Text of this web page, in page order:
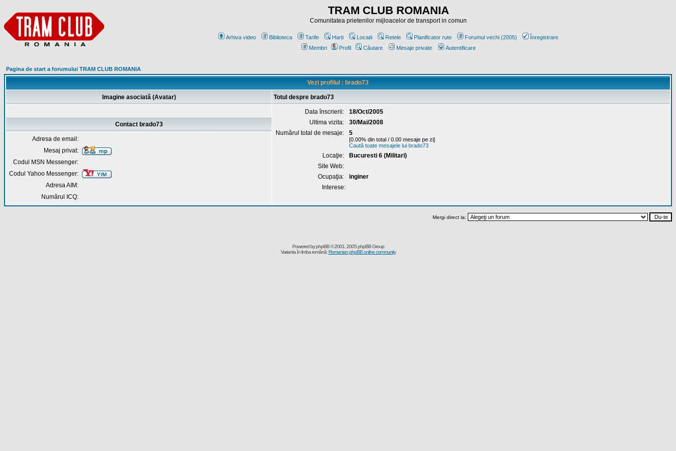
TRAM CLUB ROMANIA
Comunitatea prietenilor mijloacelor de transport in comun
Arhiva video Biblioteca Tarife Harti Locatii Retele Planificator rute Forumul vechi (2005)
Înregistrare
Membri
Profil Căutare Mesaje private Autentificare
Pagina de start a forumului TRAM CLUB ROMANIA
Vezi profilul : brado73
Imagine asociată (Avatar) Totul despre brado73
Data înscrierii:
18/Oct/2005
Ultima vizita:
30/Mai/2008
Numărul total de mesaje:
5
[0.00% din total / 0.00 mesaje pe zi]
Caută toate mesajele lui brado73
Locaţie:
Bucuresti 6 (Militari)
Site Web:
Ocupaţia:
inginer
Interese:
Contact brado73
Adresa de email:
Mesaj privat:
Codul MSN Messenger:
Codul Yahoo Messenger:
Adresa AIM:
Numărul ICQ:
Mergi direct la:
Powered byphpBB© 2001, 2005 phpBB Group
Varianta în limba română:Romanian phpBB online community